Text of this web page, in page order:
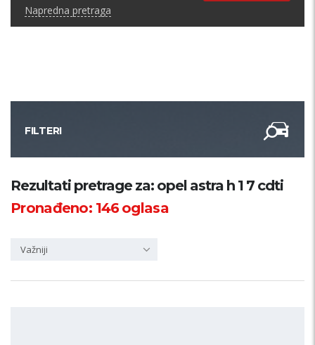
Napredna pretraga
FILTERI
Kategorija
PRETRAŽI
Rezultati pretrage za: opel astra h 1 7 cdti
Pronađeno: 146oglasa
Važniji